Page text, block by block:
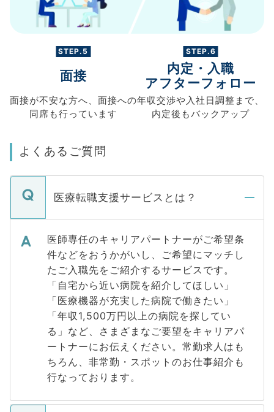
STEP.5
面接
面接が不安な方へ、 面接への
同席も行っています
STEP.6
内定・入職
アフターフォロー
年収交渉や入社日調整まで、
内定後もバックアップ
よくあるご質問
医療転職支援サービスとは？
医師専任のキャリアパートナーがご希望条
件などをおうかがいし、ご希望にマッチし
たご入職先をご紹介するサービスです。
「自宅から近い病院を紹介してほしい」
「医療機器が充実した病院で働きたい」
「年収1,500万円以上の病院を探してい
る」など、さまざまなご要望をキャリアパ
ートナーにお伝えください。常勤求人はも
ちろん、非常勤・スポットのお仕事紹介も
行なっております。